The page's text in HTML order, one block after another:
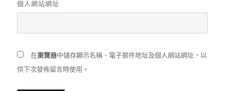
個人網站網址
在瀏覽器中儲存顯示名稱、電子郵件地址及個人網站網址，以
供下次發佈留言時使用。